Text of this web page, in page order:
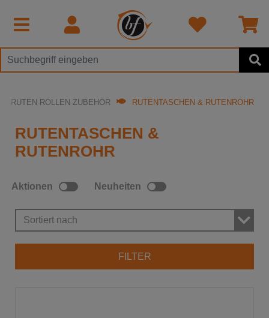
RUTEN ROLLEN ZUBEHÖR RUTENTASCHEN & RUTENROHR
RUTENTASCHEN &
RUTENROHR
FILTER
Sortiert nach
Aktionen Neuheiten